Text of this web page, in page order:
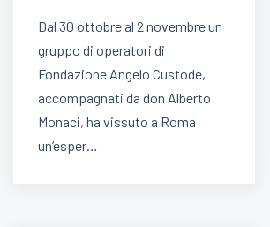
Dal 30 ottobre al 2 novembre un
gruppo di operatori di
Fondazione Angelo Custode,
accompagnati da don Alberto
Monaci, ha vissuto a Roma
un’esper…